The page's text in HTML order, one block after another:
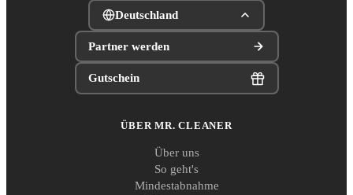
Deutschland
Partner werden
Gutschein
ÜBER MR. CLEANER
Über uns
So geht's
Mindestabnahme